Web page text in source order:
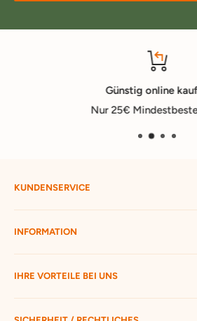
Günstig online
Nur 25€
KUNDENSERVICE
Mein Konto
Widerruf starten
Bestellung verfolgen
Passwort vergessen
Kontakt
INFORMATION
Versandbedingungen
Ratgeber
Hofmax stellt sich vor
IHRE VORTEILE BEI UNS
ca. 3.500 Produkte zur Auswahl